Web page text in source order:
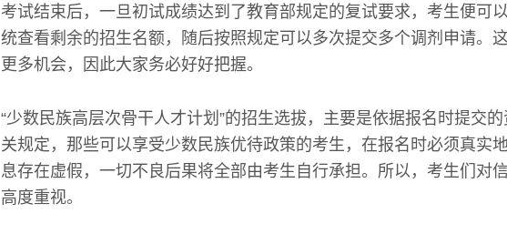
考试结束后，一旦初试成绩达到了教育部规定的复试要求，考生便可
统查看剩余的招生名额，随后按照规定可以多次提交多个调剂申请。
更多机会，因此大家务必好好把握。
“少数民族高层次骨干人才计划”的招生选拔，主要是依据报名时提交
关规定，那些可以享受少数民族优待政策的考生，在报名时必须真实
息存在虚假，一切不良后果将全部由考生自行承担。所以，考生们对
高度重视。